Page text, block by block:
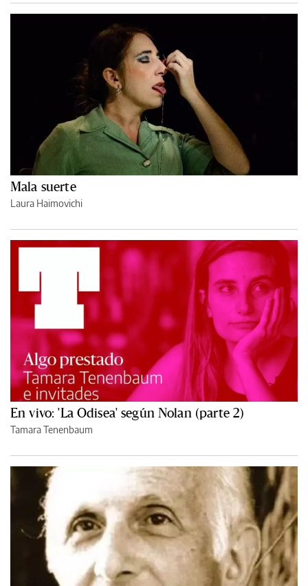
Mala suerte
Laura Haimovichi
En vivo: 'La Odisea' según Nolan (parte 2)
Tamara Tenenbaum